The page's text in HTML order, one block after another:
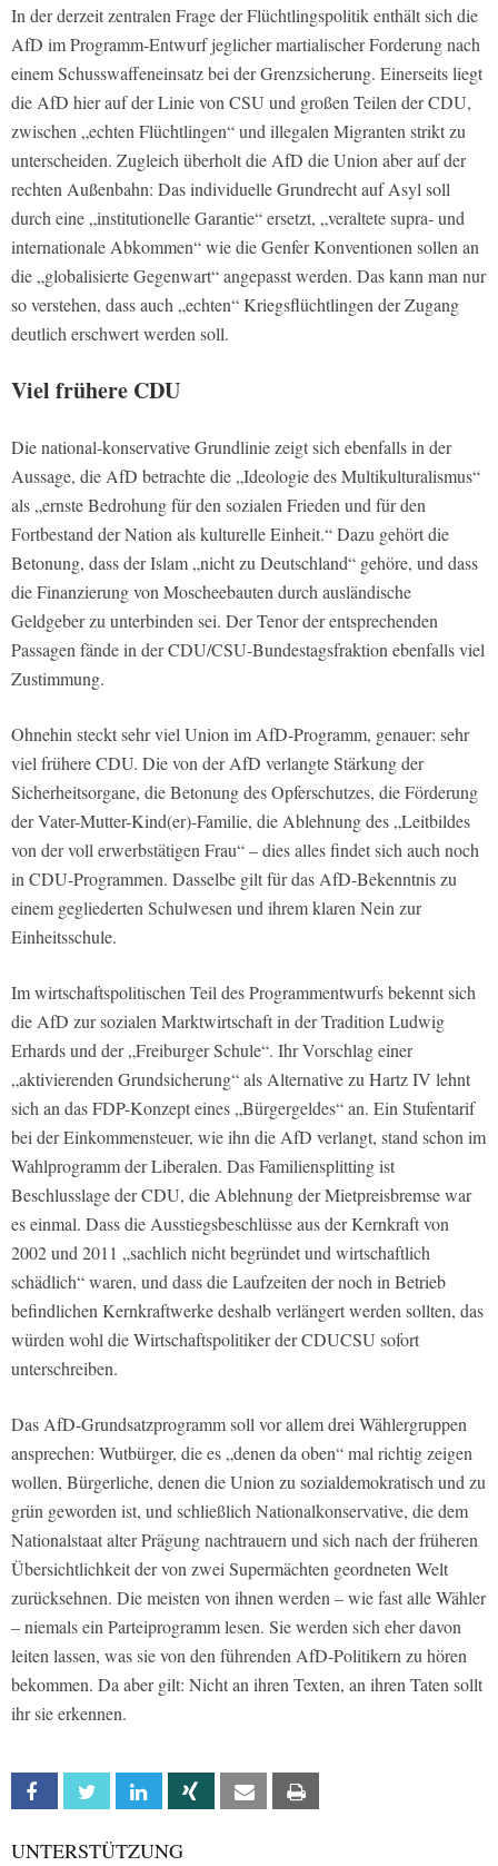
In der derzeit zentralen Frage der Flüchtlingspolitik enthält sich die
AfD im Programm-Entwurf jeglicher martialischer Forderung nach
einem Schusswaffeneinsatz bei der Grenzsicherung. Einerseits liegt
die AfD hier auf der Linie von CSU und großen Teilen der CDU,
zwischen „echten Flüchtlingen“ und illegalen Migranten strikt zu
unterscheiden. Zugleich überholt die AfD die Union aber auf der
rechten Außenbahn: Das individuelle Grundrecht auf Asyl soll
durch eine „institutionelle Garantie“ ersetzt, „veraltete supra- und
internationale Abkommen“ wie die Genfer Konventionen sollen an
die „globalisierte Gegenwart“ angepasst werden. Das kann man nur
so verstehen, dass auch „echten“ Kriegsflüchtlingen der Zugang
deutlich erschwert werden soll.
Viel frühere CDU
Die national-konservative Grundlinie zeigt sich ebenfalls in der
Aussage, die AfD betrachte die „Ideologie des Multikulturalismus“
als „ernste Bedrohung für den sozialen Frieden und für den
Fortbestand der Nation als kulturelle Einheit.“ Dazu gehört die
Betonung, dass der Islam „nicht zu Deutschland“ gehöre, und dass
die Finanzierung von Moscheebauten durch ausländische
Geldgeber zu unterbinden sei. Der Tenor der entsprechenden
Passagen fände in der CDU/CSU-Bundestagsfraktion ebenfalls viel
Zustimmung.
Ohnehin steckt sehr viel Union im AfD-Programm, genauer: sehr
viel frühere CDU. Die von der AfD verlangte Stärkung der
Sicherheitsorgane, die Betonung des Opferschutzes, die Förderung
der Vater-Mutter-Kind(er)-Familie, die Ablehnung des „Leitbildes
von der voll erwerbstätigen Frau“ – dies alles findet sich auch noch
in CDU-Programmen. Dasselbe gilt für das AfD-Bekenntnis zu
einem gegliederten Schulwesen und ihrem klaren Nein zur
Einheitsschule.
Im wirtschaftspolitischen Teil des Programmentwurfs bekennt sich
die AfD zur sozialen Marktwirtschaft in der Tradition Ludwig
Erhards und der „Freiburger Schule“. Ihr Vorschlag einer
„aktivierenden Grundsicherung“ als Alternative zu Hartz IV lehnt
sich an das FDP-Konzept eines „Bürgergeldes“ an. Ein Stufentarif
bei der Einkommensteuer, wie ihn die AfD verlangt, stand schon im
Wahlprogramm der Liberalen. Das Familiensplitting ist
Beschlusslage der CDU, die Ablehnung der Mietpreisbremse war
es einmal. Dass die Ausstiegsbeschlüsse aus der Kernkraft von
2002 und 2011 „sachlich nicht begründet und wirtschaftlich
schädlich“ waren, und dass die Laufzeiten der noch in Betrieb
befindlichen Kernkraftwerke deshalb verlängert werden sollten, das
würden wohl die Wirtschaftspolitiker der CDUCSU sofort
unterschreiben.
Das AfD-Grundsatzprogramm soll vor allem drei Wählergruppen
ansprechen: Wutbürger, die es „denen da oben“ mal richtig zeigen
wollen, Bürgerliche, denen die Union zu sozialdemokratisch und zu
grün geworden ist, und schließlich Nationalkonservative, die dem
Nationalstaat alter Prägung nachtrauern und sich nach der früheren
Übersichtlichkeit der von zwei Supermächten geordneten Welt
zurücksehnen. Die meisten von ihnen werden – wie fast alle Wähler
– niemals ein Parteiprogramm lesen. Sie werden sich eher davon
leiten lassen, was sie von den führenden AfD-Politikern zu hören
bekommen. Da aber gilt: Nicht an ihren Texten, an ihren Taten sollt
ihr sie erkennen.
Facebook Twitter Linkedin Xing Email
UNTERSTÜTZUNG